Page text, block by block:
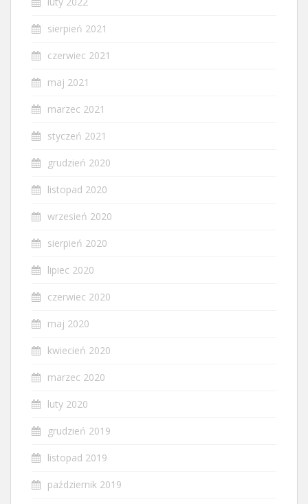
sierpień 2021
czerwiec 2021
maj 2021
marzec 2021
styczeń 2021
grudzień 2020
listopad 2020
wrzesień 2020
sierpień 2020
lipiec 2020
czerwiec 2020
maj 2020
kwiecień 2020
marzec 2020
luty 2020
grudzień 2019
listopad 2019
październik 2019